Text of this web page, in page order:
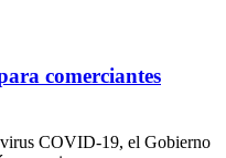
comerciantes
virus COVID-19, el Gobierno